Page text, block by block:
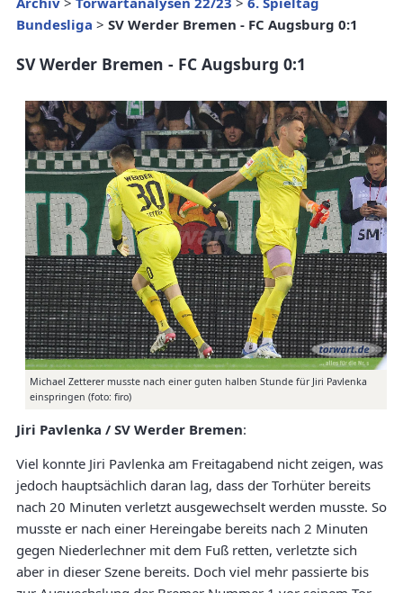
Bundesliga > SV Werder Bremen - FC Augsburg 0:1
SV Werder Bremen - FC Augsburg 0:1
Michael Zetterer musste nach einer guten halben Stunde für Jiri Pavlenka
einspringen (foto: firo)
Jiri Pavlenka / SV Werder Bremen:
Viel konnte Jiri Pavlenka am Freitagabend nicht zeigen, was
jedoch hauptsächlich daran lag, dass der Torhüter bereits
nach 20 Minuten verletzt ausgewechselt werden musste. So
musste er nach einer Hereingabe bereits nach 2 Minuten
gegen Niederlechner mit dem Fuß retten, verletzte sich
aber in dieser Szene bereits. Doch viel mehr passierte bis